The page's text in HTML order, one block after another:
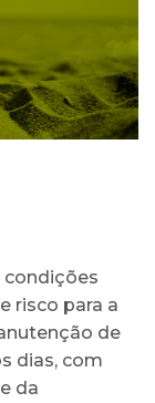
condições
risco para a
de
dias, com
da